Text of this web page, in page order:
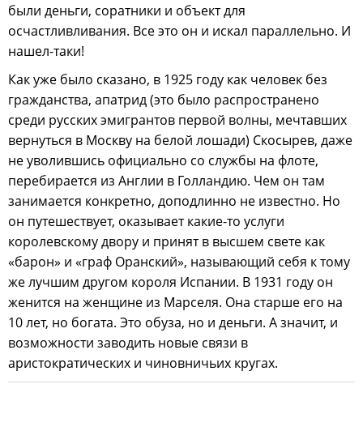
были деньги, соратники и объект для
осчастливливания. Все это он и искал параллельно. И
нашел-таки!
Как уже было сказано, в 1925 году как человек без
гражданства, апатрид (это было распространено
среди русских эмигрантов первой волны, мечтавших
вернуться в Москву на белой лошади) Скосырев, даже
не уволившись официально со службы на флоте,
перебирается из Англии в Голландию. Чем он там
занимается конкретно, доподлинно не известно. Но
он путешествует, оказывает какие-то услуги
королевскому двору и принят в высшем свете как
«барон» и «граф Оранский», называющий себя к тому
же лучшим другом короля Испании. В 1931 году он
женится на женщине из Марселя. Она старше его на
10 лет, но богата. Это обуза, но и деньги. А значит, и
возможности заводить новые связи в
аристократических и чиновничьих кругах.